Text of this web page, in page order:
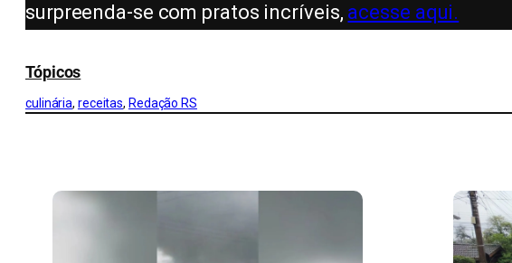
surpreenda-se com pratos incríveis, acesse aqui.
Tópicos
culinária, receitas, Redação RS